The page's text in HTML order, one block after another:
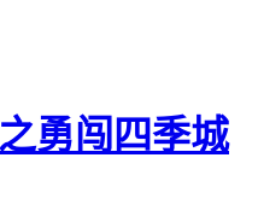
勇闯四季城